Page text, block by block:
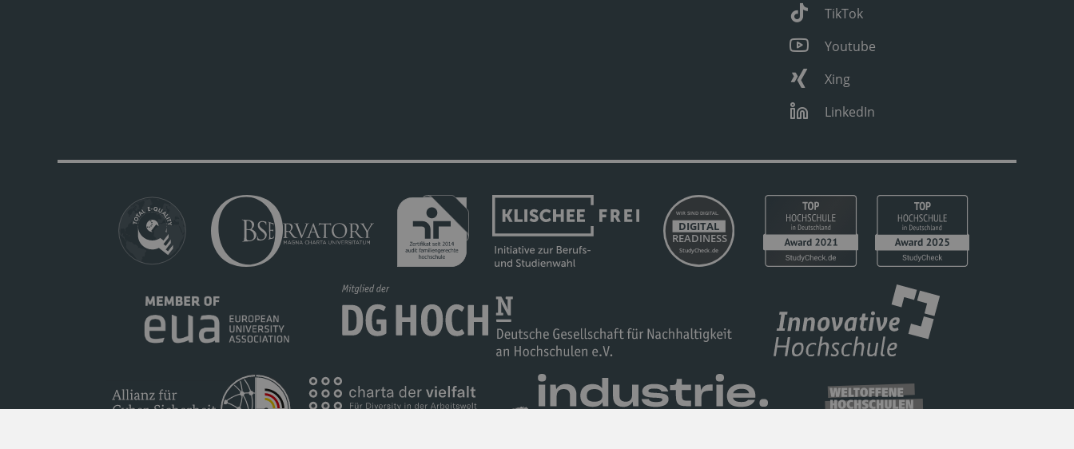
TikTok
Youtube
Xing
LinkedIn